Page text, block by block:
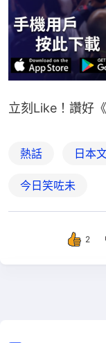
立刻Like！讚好
熱話 日本
今日笑咗未
2